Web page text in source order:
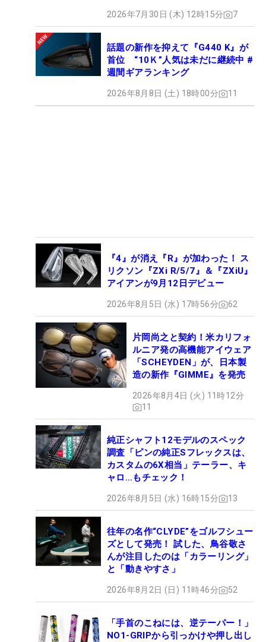
2026年7月30日 (木) 12時15分 7
話題の新作を抑えて『G440 K』が
首位 “10Ｋ”人気は未だに継続中 #
週間ギアランキング
2026年8月8日 (土) 18時00分 11
『4』が消え『R』が加わった！ ス
リクソン『ZXi R/5/7』＆『ZXiU』
アイアンが9月12日デビュー
2026年8月5日 (水) 17時56分 62
片岡尚之と契約！米カリフォ
ルニア発の高機能アイウェア
「SCHEYDEN」が、日本製
造の新作『GIMME』を発売
2026年8月4日 (火) 11時12分
11
純正シャフト12モデルのスペック
調査「ピンの純正Sフレックスは、
カスタムの6X相当」テーラー、キ
ャロ…もチェック！
2026年8月5日 (水) 16時15分 13
往年の名作“CLYDE”をゴルフシュー
ズとして発売！ 試した、鳥谷敬さ
んが注目したのは「カラーリング」
と「動きやすさ」
2026年8月2日 (日) 11時46分 52
「手首のこねには、逆テーパー！」
NO1-GRIPから引っかけや押し出し